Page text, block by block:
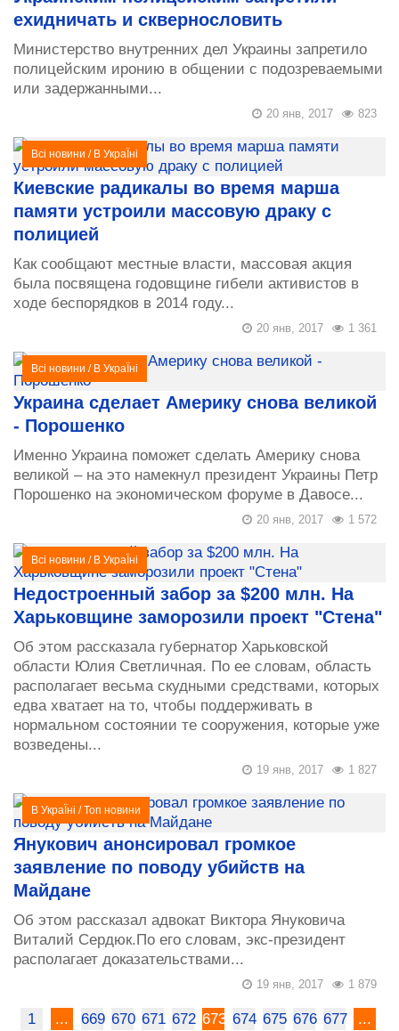
ехидничать и сквернословить
Министерство внутренних дел Украины запретило
полицейским иронию в общении с подозреваемыми
или задержанными...
823
20 янв, 2017
Всі новини / В УкраЇні
Киевские радикалы во время марша
памяти устроили массовую драку с
полицией
Как сообщают местные власти, массовая акция
была посвящена годовщине гибели активистов в
ходе беспорядков в 2014 году...
1 361
20 янв, 2017
Всі новини / В УкраЇні
Украина сделает Америку снова великой
- Порошенко
Именно Украина поможет сделать Америку снова
великой – на это намекнул президент Украины Петр
Порошенко на экономическом форуме в Давосе...
1 572
20 янв, 2017
Всі новини / В УкраЇні
Недостроенный забор за $200 млн. На
Харьковщине заморозили проект "Стена"
Об этом рассказала губернатор Харьковской
области Юлия Светличная. По ее словам, область
располагает весьма скудными средствами, которых
едва хватает на то, чтобы поддерживать в
нормальном состоянии те сооружения, которые уже
возведены...
1 827
19 янв, 2017
В УкраЇні /Топ новини
Янукович анонсировал громкое
заявление по поводу убийств на
Майдане
Об этом рассказал адвокат Виктора Януковича
Виталий Сердюк.По его словам, экс-президент
располагает доказательствами...
1 879
19 янв, 2017
1 ... 669 670 671 672 673 674 675 676 677
...